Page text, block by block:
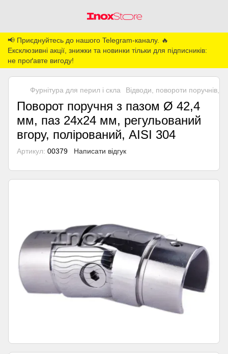
📢 Приєднуйтесь до нашого Telegram-каналу. 🔥
Ексклюзивні акції, знижки та новинки тільки для підписників:
не проґавте вигоду!
Фурнітура для перил і скла Відводи, повороти поручнів,
Поворот поручня з пазом Ø 42,4
мм, паз 24х24 мм, регульований
вгору, полірований, AISI 304
Артикул: 00379 Написати відгук